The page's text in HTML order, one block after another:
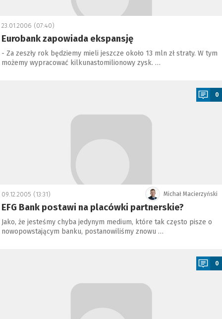
23.01.2006 (07:40)
Eurobank zapowiada ekspansję
- Za zeszły rok będziemy mieli jeszcze około 13 mln zł straty. W tym
możemy wypracować kilkunastomilionowy zysk. …
0
Michał Macierzyński
09.12.2005 (13:31)
EFG Bank postawi na placówki partnerskie?
Jako, że jesteśmy chyba jedynym medium, które tak często pisze o
nowopowstającym banku, postanowiliśmy znowu …
0